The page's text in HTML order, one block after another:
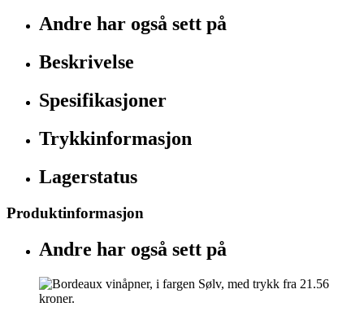
Andre har også sett på
Beskrivelse
Spesifikasjoner
Trykkinformasjon
Lagerstatus
Produktinformasjon
Andre har også sett på